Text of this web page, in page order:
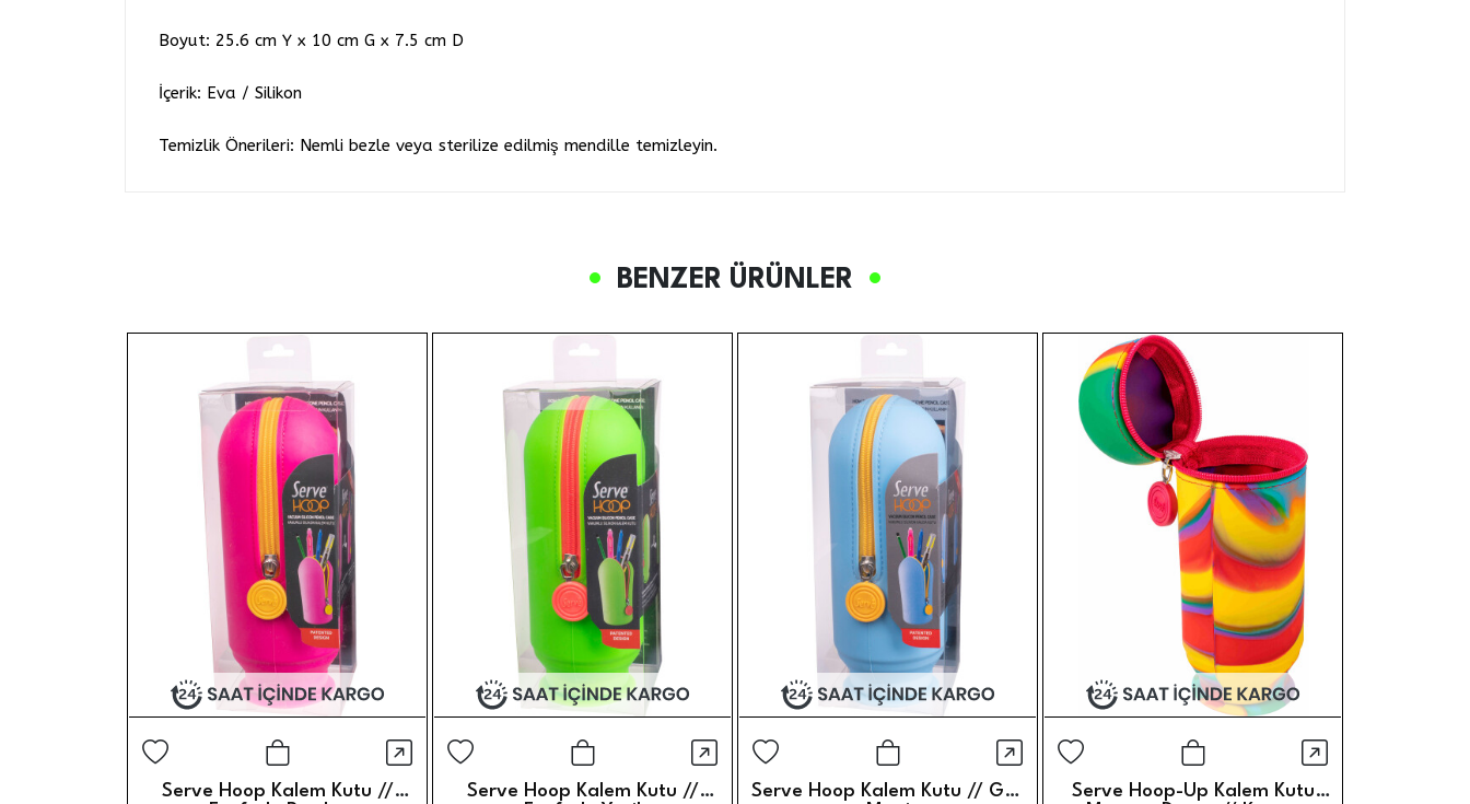
Boyut: 25.6 cm Y x 10 cm G x 7.5 cm D
İçerik: Eva / Silikon
Temizlik Önerileri: Nemli bezle veya sterilize edilmiş mendille temizleyin.
BENZER ÜRÜNLER
Sepete Ekle
Hızlı Görünüm
Serve Hoop Kalem Kutu //
Sepete Ekle
Hızlı Görünüm
Serve Hoop Kalem Kutu //
Sepete Ekle
Hızlı Görünüm
Serve Hoop Kalem Kutu // Gök
Sepete Ekle
Hızlı
Serve Hoop-Up Kalem Kutu